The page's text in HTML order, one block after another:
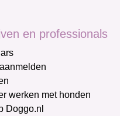
en professionals
werken met honden
Doggo.nl